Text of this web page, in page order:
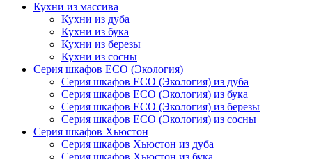
Кухни из массива
Кухни из дуба
Кухни из бука
Кухни из березы
Кухни из сосны
Серия шкафов ECO (Экология)
Серия шкафов ECO (Экология) из дуба
Серия шкафов ECO (Экология) из бука
Серия шкафов ECO (Экология) из березы
Серия шкафов ECO (Экология) из сосны
Серия шкафов Хьюстон
Серия шкафов Хьюстон из дуба
Серия шкафов Хьюстон из бука